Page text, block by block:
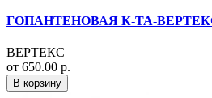
ГОПАНТЕНОВАЯ К-ТА-
ВЕРТЕКС
от 650.00 р.
В корзину